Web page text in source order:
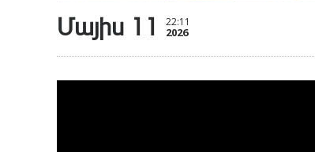
Մայիս 11 22:11
2026